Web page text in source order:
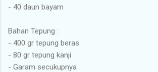
- 40 daun bayam
Bahan Tepung :
- 400 gr tepung beras
- 80 gr tepung kanji
- Garam secukupnya